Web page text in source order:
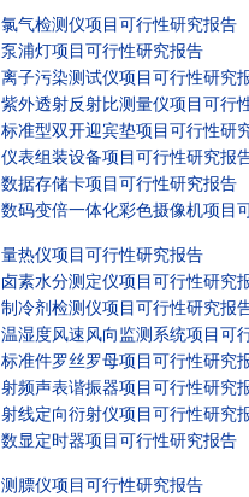
氯气检测仪项目可行性研究报告
泵浦灯项目可行性研究报告
离子污染测试仪项目可行性研究
紫外透射反射比测量仪项目可行
标准型双开迎宾垫项目可行性研
仪表组装设备项目可行性研究报
数据存储卡项目可行性研究报告
数码变倍一体化彩色摄像机项目
量热仪项目可行性研究报告
卤素水分测定仪项目可行性研究
制冷剂检测仪项目可行性研究报
温湿度风速风向监测系统项目可
标准件罗丝罗母项目可行性研究
射频声表谐振器项目可行性研究
射线定向衍射仪项目可行性研究
数显定时器项目可行性研究报告
测膘仪项目可行性研究报告